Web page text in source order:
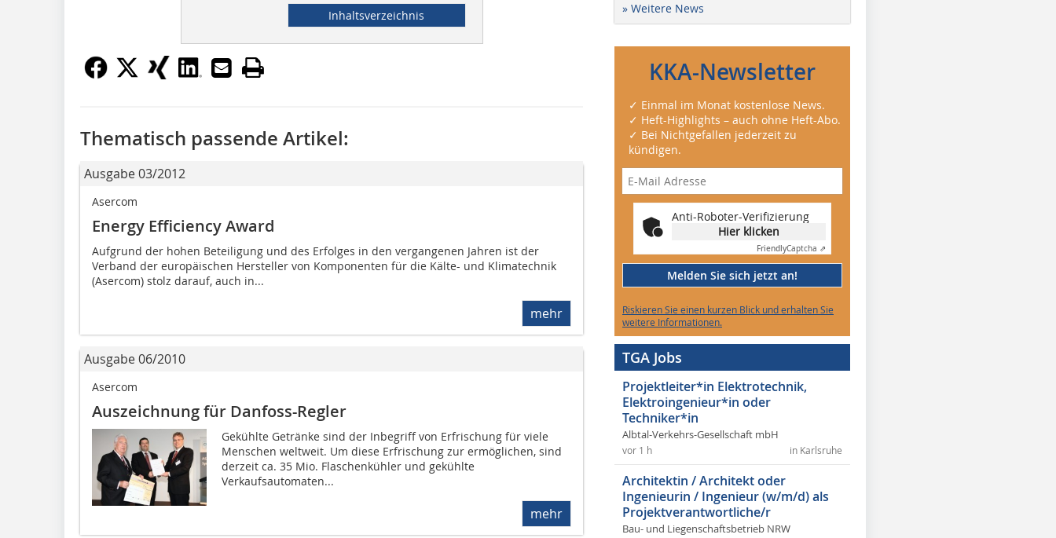
Inhaltsverzeichnis
Thematisch passende Artikel:
Ausgabe 03/2012
Asercom
Energy Efficiency Award
Aufgrund der hohen Beteiligung und des Erfolges in den vergangenen Jahren ist der
Verband der europäischen Hersteller von Komponenten für die Kälte- und Klimatechnik
(Asercom) stolz darauf, auch in...
mehr
Ausgabe 06/2010
Asercom
Auszeichnung für Danfoss-Regler
Gekühlte Getränke sind der Inbegriff von Erfrischung für viele
Menschen weltweit. Um diese Erfrischung zur ermöglichen, sind
derzeit ca. 35 Mio. Flaschenkühler und gekühlte
Verkaufsautomaten...
mehr
» Weitere News
KKA-Newsletter
✓ Einmal im Monat kostenlose News.
✓ Heft-Highlights – auch ohne Heft-Abo.
✓ Bei Nichtgefallen jederzeit zu
kündigen.
Anti-Roboter-Verifizierung
Hier klicken
FriendlyCaptcha ⇗
Melden Sie sich jetzt an!
Riskieren Sie einen kurzen Blick und erhalten Sie
weitere Informationen.
TGA Jobs
Projektleiter*in Elektrotechnik,
Elektroingenieur*in oder
Techniker*in
Albtal-Verkehrs-Gesellschaft mbH
in Karlsruhe
vor 1 h
Architektin / Architekt oder
Ingenieurin / Ingenieur (w/m/d) als
Projektverantwortliche/r
Bau- und Liegenschaftsbetrieb NRW